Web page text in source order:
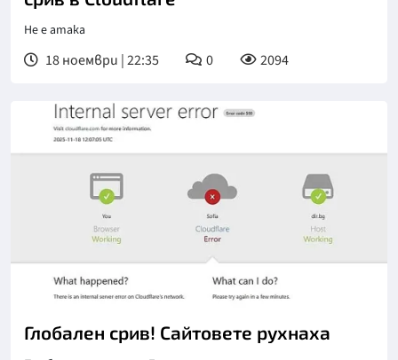
Не е атака
18 ноември | 22:35 0 2094
Глобален срив! Сайтовете рухнаха